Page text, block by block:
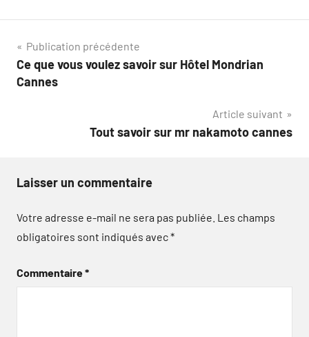
Navigation
de
Publication précédente
Ce que vous voulez savoir sur Hôtel Mondrian
Cannes
Article suivant
Tout savoir sur mr nakamoto cannes
Laisser un commentaire
Votre adresse e-mail ne sera pas publiée. Les champs
obligatoires sont indiqués avec*
Commentaire*